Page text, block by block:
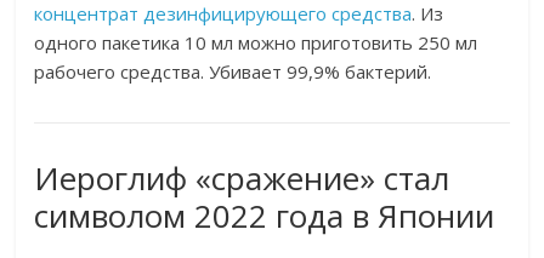
концентрат дезинфицирующего средства. Из
одного пакетика 10 мл можно приготовить 250 мл
рабочего средства. Убивает 99,9% бактерий.
Иероглиф «сражение» стал
символом 2022 года в Японии